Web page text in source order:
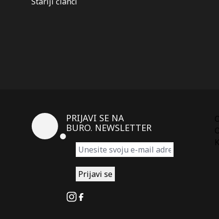
PRIJAVI SE NA
BURO. NEWSLETTER
Instagram
Facebook